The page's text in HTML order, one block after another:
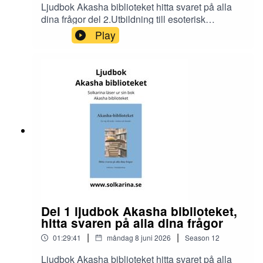
Ljudbok Akasha biblioteket hitta svaret på alla
dina frågor del 2.Utbildning till esoterisk
rådgivare och dimensionsmedium
https://solkarina.se/produkt/dimensionell-
Sinnligkunskap, TACKMin facebook grupp
https://www.facebook.com/groups/16251419920
40360.Solkarina Sinnligkunskap®
//.http://www.medireiki.sehttp://www.solkarina.seh
ttp://www.sannessens.se min digitala
kursgårdInstagram:
http://www.instagram.com/iamsolkarina.seFaceb
ook: https://www.facebook.com/profile.php?
id=61573215027349Youtube:
https://www.youtube.com/@solkarinaKalender:htt
ps://solkarina.se/kalender/
Play
Del 1 ljudbok Akasha biblioteket,
hitta svaren på alla dina frågor
01:29:41 | måndag 8 juni 2026 | Season 12
Ljudbok Akasha biblioteket hitta svaret på alla